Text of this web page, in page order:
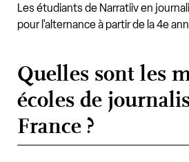
Les étudiants de Narratiiv en
pour l'alternance à partir de la 4e
Quelles sont les
écoles de
France ?